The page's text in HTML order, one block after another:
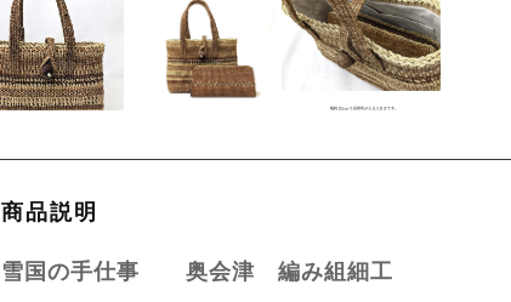
商品説明
雪国の手仕事 奥会津 編み組細工